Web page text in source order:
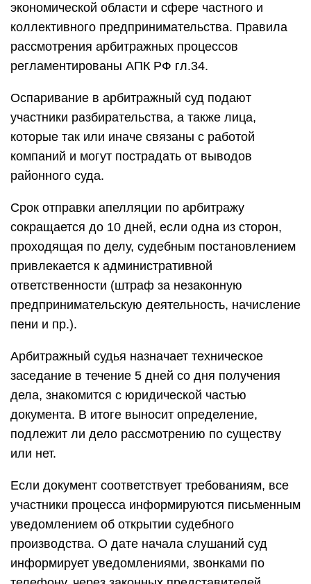
экономической области и сфере частного и
коллективного предпринимательства. Правила
рассмотрения арбитражных процессов
регламентированы АПК РФ гл.34.
Оспаривание в арбитражный суд подают
участники разбирательства, а также лица,
которые так или иначе связаны с работой
компаний и могут пострадать от выводов
районного суда.
Срок отправки апелляции по арбитражу
сокращается до 10 дней, если одна из сторон,
проходящая по делу, судебным постановлением
привлекается к административной
ответственности (штраф за незаконную
предпринимательскую деятельность, начисление
пени и пр.).
Арбитражный судья назначает техническое
заседание в течение 5 дней со дня получения
дела, знакомится с юридической частью
документа. В итоге выносит определение,
подлежит ли дело рассмотрению по существу
или нет.
Если документ соответствует требованиям, все
участники процесса информируются письменным
уведомлением об открытии судебного
производства. О дате начала слушаний суд
информирует уведомлениями, звонками по